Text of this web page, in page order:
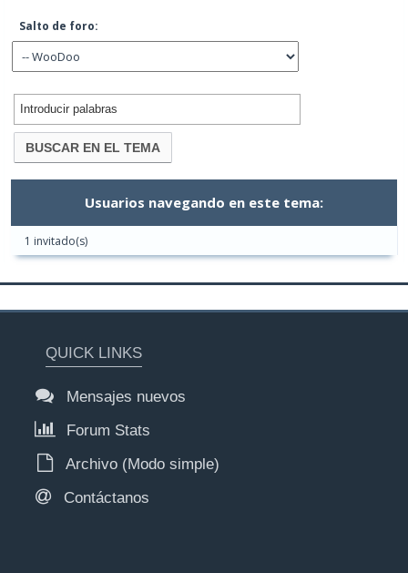
Salto de foro:
Usuarios navegando en este tema:
1 invitado(s)
QUICK LINKS
Mensajes nuevos
Forum Stats
Archivo (Modo simple)
Contáctanos